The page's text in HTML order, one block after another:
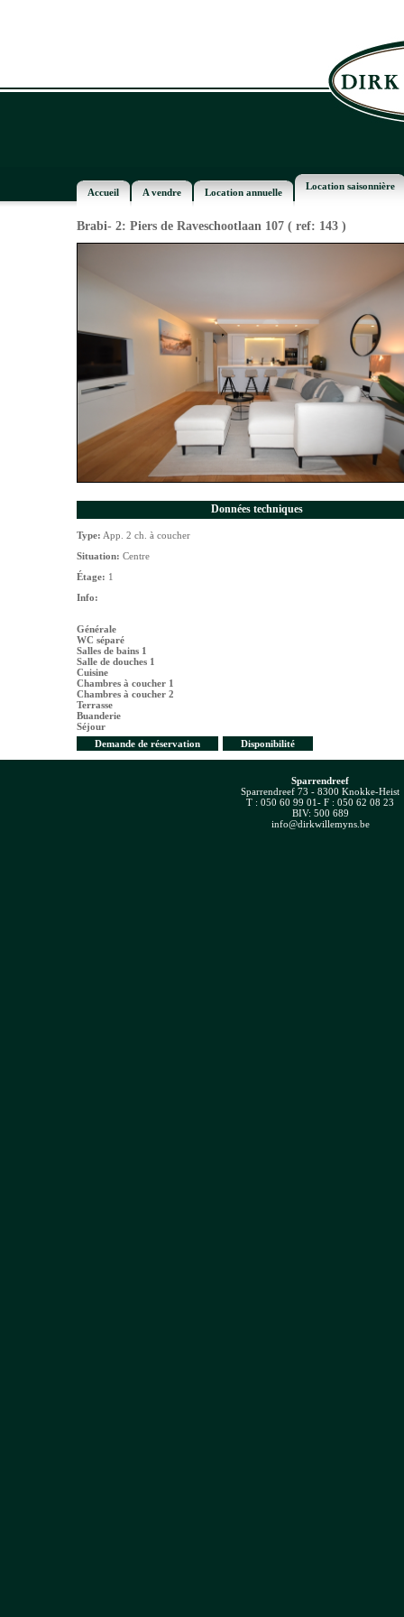
Accueil A vendre Location annuelle
Location saisonnière
Brabi- 2: Piers de Raveschootlaan 107 ( ref: 143 )
Données techniques
Type: App. 2 ch. à coucher
Situation: Centre
Étage: 1
Info:
Générale
WC séparé
Salles de bains 1
Salle de douches 1
Cuisine
Chambres à coucher 1
Chambres à coucher 2
Terrasse
Buanderie
Séjour
Demande de réservation
Disponibilité
Sparrendreef
Sparrendreef 73 - 8300 Knokke-Heist
T : 050 60 99 01- F : 050 62 08 23
BIV: 500 689
info@dirkwillemyns.be